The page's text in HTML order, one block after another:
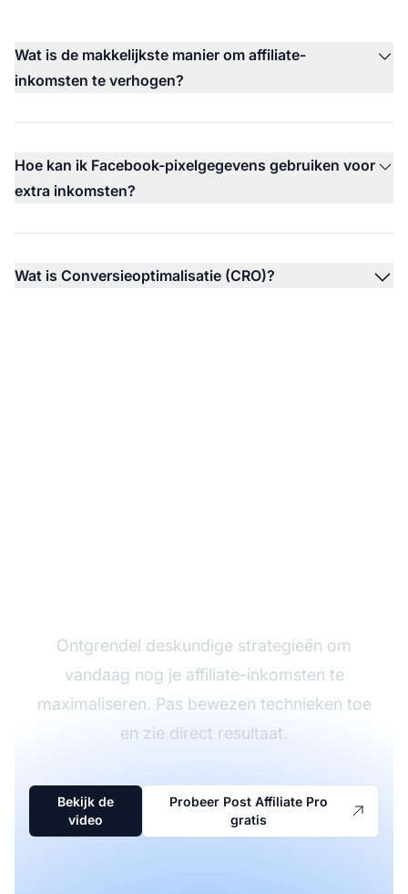
Wat is de makkelijkste manier om affiliate-
inkomsten te verhogen?
Hoe kan ik Facebook-pixelgegevens gebruiken voor
extra inkomsten?
Wat is Conversieoptimalisatie (CRO)?
Ontgrendel deskundige strategieën om
vandaag nog je affiliate-inkomsten te
maximaliseren. Pas bewezen technieken toe
en zie direct resultaat.
Bekijk de
video
Probeer Post Affiliate Pro
gratis